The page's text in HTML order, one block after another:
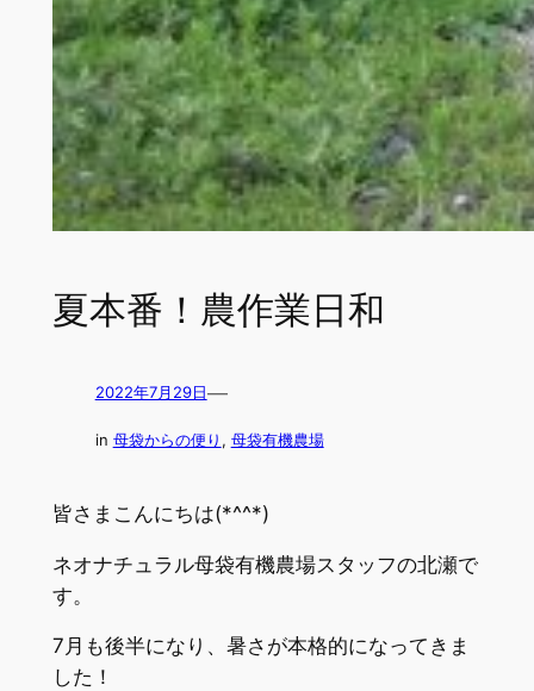
夏本番！農作業日和
2022年7月29日 —
in 母袋からの便り , 母袋有機農場
皆さまこんにちは(*^^*)
ネオナチュラル母袋有機農場スタッフの北瀬で
す。
7月も後半になり、暑さが本格的になってきま
した！